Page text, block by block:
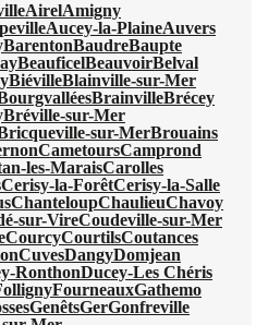
AirelAmigny
Aucey-la-PlaineAuvers
BarentonBaudreBaupte
BeauficelBeauvoirBelval
BiévilleBlainville-sur-Mer
BrainvilleBrécey
Bréville-sur-Mer
sur-MerBrouains
CametoursCamprond
les-MaraisCarolles
Cerisy-la-ForêtCerisy-la-Salle
ChanteloupChaulieuChavoy
sur-VireCoudeville-sur-Mer
CourcyCourtilsCoutances
CuvesDangyDomjean
RonthonDucey-Les Chéris
FourneauxGathemo
GenêtsGerGonfreville